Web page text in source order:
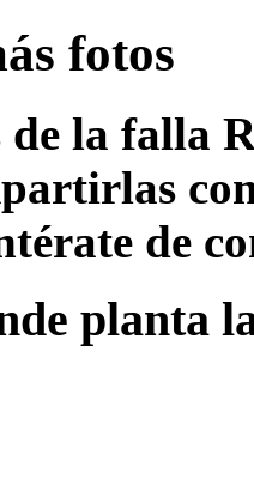
fotos
de la falla
de
planta